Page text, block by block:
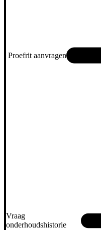
Proefrit aanvragen
Vraag
onderhoudshistorie